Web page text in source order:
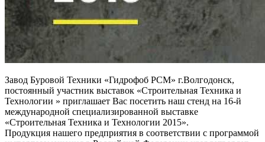
Завод Буровой Техники «Гидрофоб РСМ» г.Волгодонск,
постоянный участник выставок «Строительная Техника и
Технологии » приглашает Вас посетить наш стенд на 16-й
международной специализированной выставке
«Строительная Техника и Технологии 2015».
Продукция нашего предприятия в соответствии с программой